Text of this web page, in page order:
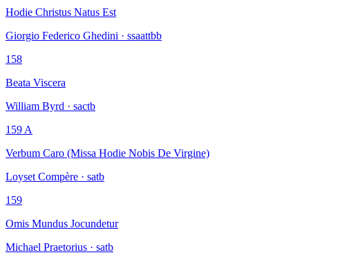
Hodie Christus Natus Est
Giorgio Federico Ghedini · ssaattbb
158
Beata Viscera
William Byrd · sactb
159 A
Verbum Caro (Missa Hodie Nobis De Virgine)
Loyset Compère · satb
159
Omis Mundus Jocundetur
Michael Praetorius · satb